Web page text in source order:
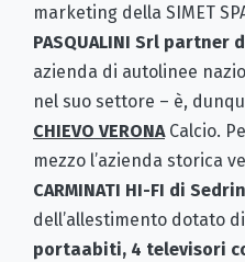
marketing della SIMET
PASQUALINI Srl partner
azienda di autolinee
nel suo settore – è,
CHIEVO VERONACalcio.
mezzo l’azienda storica
CARMINATI HI-FI di
dell’allestimento dotato
portaabiti, 4 televisori